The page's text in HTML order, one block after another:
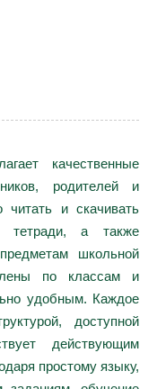
качественные
родителей и
и скачивать
тетради, а также
школьной
по классам и
удобным. Каждое
доступной
действующим
простому языку,